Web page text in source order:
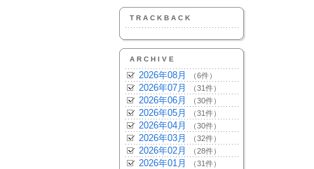
TRACKBACK
ARCHIVE
2026年08月 （6件）
2026年07月 （31件）
2026年06月 （30件）
2026年05月 （31件）
2026年04月 （30件）
2026年03月 （32件）
2026年02月 （28件）
2026年01月 （31件）